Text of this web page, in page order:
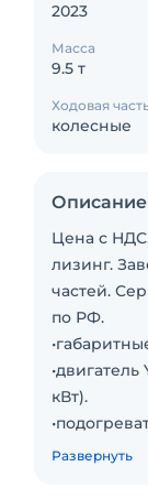
2023
Масса
9.5 т
Ходовая
колесные
Описание
Цена с
лизинг.
частей.
по РФ.
•двигатель
кВт).
•колесная
Развернуть